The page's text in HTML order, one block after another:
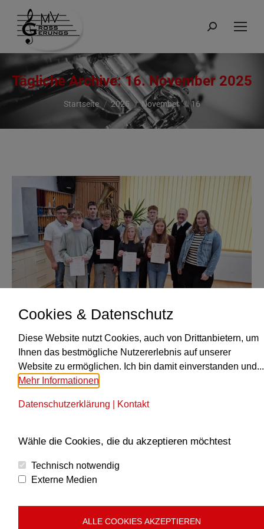
Suchen:
Tägliche Archive:16. November 2025
Du bist hier:
Startseite 2025 November 16
Abzeichen und MEHR …
Allgemein VonPetra Reisinger
willkommen im Musikverein! Wir freuen uns sehr,
zu dürfen und heißen hiermit Johannes, Niklas
erwarten euch/uns viele tolle gemeinsame
Erlebnisse, Auftritte, Veranstaltungen uvm.
Herausforderungen…
Cookies & Datenschutz
Diese Website nutzt Cookies, auch von Drittanbietern, um
Ihnen das bestmögliche Nutzererlebnis auf unserer
Website zu ermöglichen. Ich bin damit einverstanden und...
Mehr Informationen
Datenschutzerklärung Kontakt
Wähle die Cookies, die du akzeptieren möchtest
Technisch notwendig
Externe Medien
ALLE COOKIES AKZEPTIEREN